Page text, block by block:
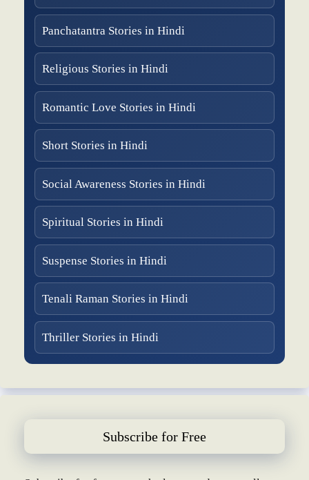
Panchatantra Stories in Hindi
Religious Stories in Hindi
Romantic Love Stories in Hindi
Short Stories in Hindi
Social Awareness Stories in Hindi
Spiritual Stories in Hindi
Suspense Stories in Hindi
Tenali Raman Stories in Hindi
Thriller Stories in Hindi
Subscribe for Free